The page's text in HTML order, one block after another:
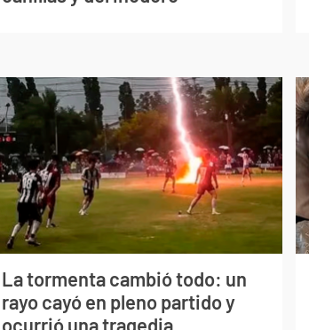
La tormenta cambió todo: un
rayo cayó en pleno partido y
ocurrió una tragedia